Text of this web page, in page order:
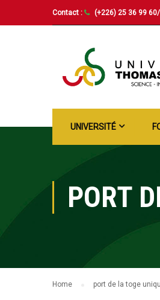
Contact : (+226) 25 36 99
UNIVERSITÉ
PORT
Home port de la toge